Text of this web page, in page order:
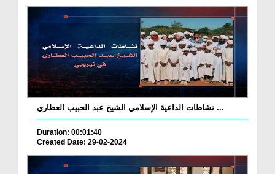
نشاطات الداعية الإسلامي الشيخ عبد الحبيب العطاري ...
Duration: 00:01:40
Created Date: 29-02-2024